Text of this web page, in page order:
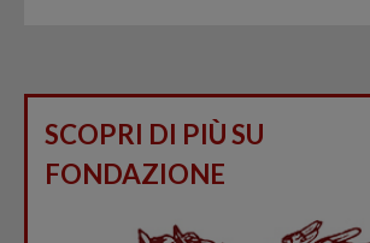
SCOPRI DI PIÙ SU
FONDAZIONE